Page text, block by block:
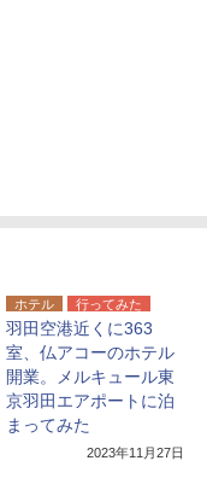
ホテル 行ってみた
羽田空港近くに363
室、仏アコーのホテル
開業。メルキュール東
京羽田エアポートに泊
まってみた
2023年11月27日